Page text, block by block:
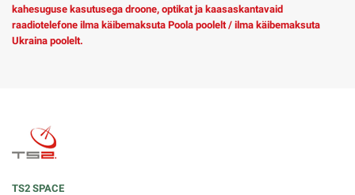
kahesuguse kasutusega droone, optikat ja kaasaskantavaid
raadiotelefone ilma käibemaksuta Poola poolelt / ilma käibemaksuta
Ukraina poolelt.
TS2 SPACE